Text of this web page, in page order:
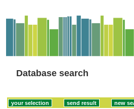
Database search